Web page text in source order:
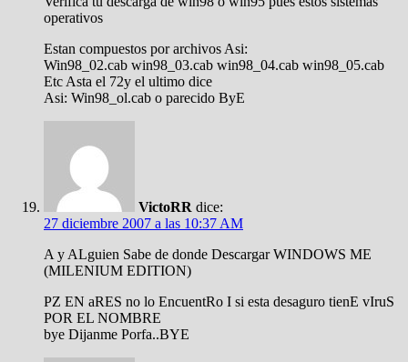
operativos
Estan compuestos por archivos Asi:
Win98_02.cab win98_03.cab win98_04.cab win98_05.cab
Etc Asta el 72y el ultimo dice
Asi: Win98_ol.cab o parecido ByE
VictoRR dice:
27 diciembre 2007 a las 10:37 AM
A y ALguien Sabe de donde Descargar WINDOWS ME
(MILENIUM EDITION)
PZ EN aRES no lo EncuentRo I si esta desaguro tienE vIruS
POR EL NOMBRE
bye Dijanme Porfa..BYE